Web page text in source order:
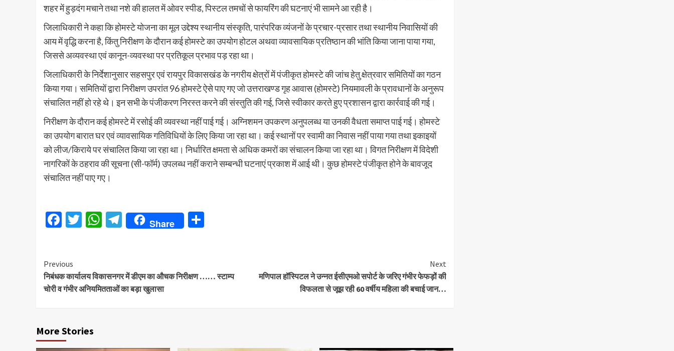
शहर में हुड़दंग मचाने तथा नशे की हालत में ओवर स्पीड, पिस्टल तमचों से फायरिंग की घटनाएं भी सामने आ रही है।
जिलाधिकारी ने कहा कि होमस्टे योजना का मूल उद्देश्य स्थानीय संस्कृति, पारंपरिक व्यंजनों के प्रचार-प्रसार तथा स्थानीय निवासियों की
आय में वृद्धि करना है, किंतु निरीक्षण के दौरान कई होमस्टे का उपयोग होटल अथवा व्यावसायिक प्रतिष्ठान की भांति किया जाना पाया गया,
जिससे अव्यवस्था एवं कानून-व्यवस्था पर प्रतिकूल प्रभाव पड़ रहा था।
जिलाधिकारी के निर्देशानुसार सहसपुर एवं रायपुर विकासखंड के नगरीय क्षेत्रों में पंजीकृत होमस्टे की जांच हेतु क्षेत्रवार समितियों का गठन
किया गया। समितियों द्वारा निरीक्षण उपरांत 96 होमस्टे ऐसे पाए गए जो उत्तराखण्ड गृह आवास (होमस्टे) नियमावली के प्रावधानों के अनुरूप
संचालित नहीं हो रहे थे। इन सभी के पंजीकरण निरस्त करने की संस्तुति की गई, जिसे स्वीकार करते हुए प्रशासन द्वारा कार्रवाई की गई।
निरीक्षण के दौरान कई होमस्टे में रसोई की व्यवस्था नहीं पाई गई। अग्निशमन उपकरण अनुपलब्ध या उनकी वैधता समाप्त पाई गई। होमस्टे
का उपयोग बारात घर एवं व्यावसायिक गतिविधियों के लिए किया जा रहा था। कई स्थानों पर स्वामी का निवास नहीं पाया गया तथा इकाइयों
को लीज/किराये पर संचालित किया जा रहा था। निर्धारित क्षमता से अधिक कमरों का संचालन किया जा रहा था। विगत निरीक्षण में विदेशी
नागरिकों के ठहराव की सूचना (सी-फॉर्म) उपलब्ध नहीं कराने सम्बन्धी घटनाएं प्रकाश में आई थी। कुछ होमस्टे पंजीकृत होने के बावजूद
संचालित नहीं पाए गए।
Facebook
Twitter
WhatsApp
Telegram
Share
Continue
Reading
Previous
निबंधक कार्यालय विकासनगर में डीएम का औचक निरीक्षण …… स्टाम्प
चोरी व गंभीर अनियमितताओं का बड़ा खुलासा
Next
मणिपाल हॉस्पिटल ने उन्नत ईसीएमओ सपोर्ट के जरिए गंभीर फेफड़ों की
विफलता से जूझ रही 60 वर्षीय महिला की बचाई जान…
More Stories